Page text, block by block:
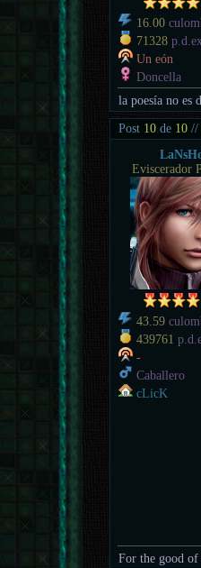
16.00
71328
Un eón
Doncella
la poesía no es
Post 10 de 10 //
Eviscerador
43.59
439761
-
Caballero
cLicK
For the good of